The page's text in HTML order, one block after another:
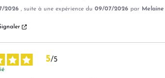
2026 , suite à une expérience du 09/07/2026 par Melaine
5/5